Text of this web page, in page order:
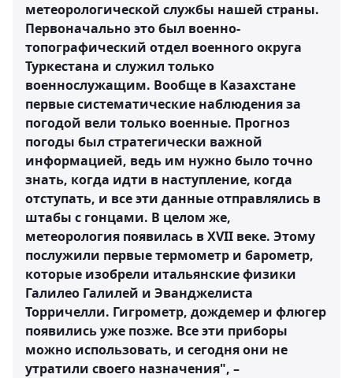
метеорологической службы нашей страны.
Первоначально это был военно-
топографический отдел военного округа
Туркестана и служил только
военнослужащим. Вообще в Казахстане
первые систематические наблюдения за
погодой вели только военные. Прогноз
погоды был стратегически важной
информацией, ведь им нужно было точно
знать, когда идти в наступление, когда
отступать, и все эти данные отправлялись в
штабы с гонцами. В целом же,
метеорология появилась в XVII веке. Этому
послужили первые термометр и барометр,
которые изобрели итальянские физики
Галилео Галилей и Эванджелиста
Торричелли. Гигрометр, дождемер и флюгер
появились уже позже. Все эти приборы
можно использовать, и сегодня они не
утратили своего назначения", –